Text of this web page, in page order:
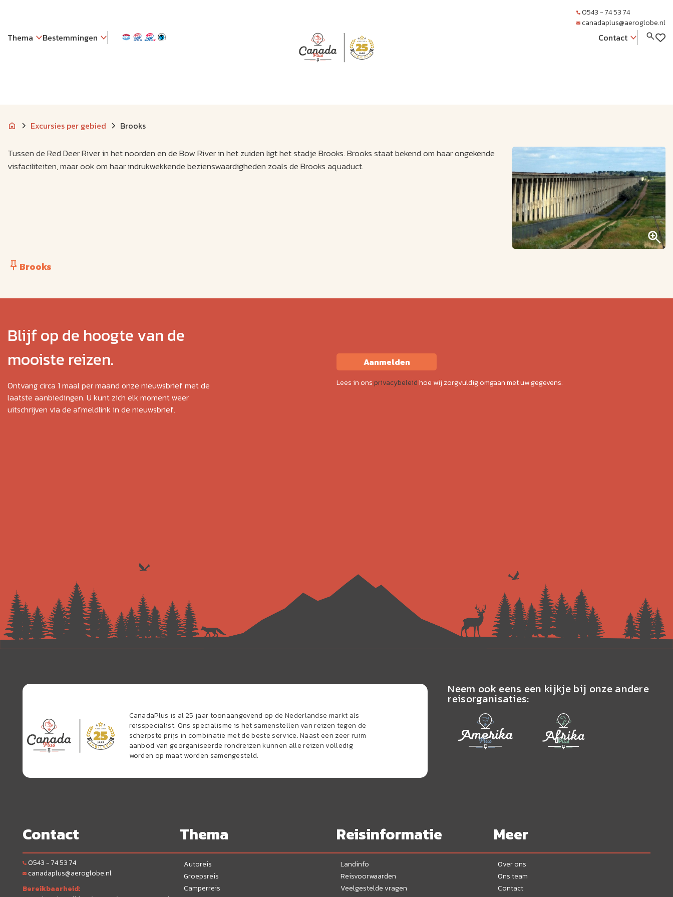
Thema Bestemmingen
JUBI LEUM
0543 - 74 53 74
canadaplus@aeroglobe.nl
Contact
Excursies per gebied Brooks
Tussen de Red Deer River in het noorden en de Bow River in het zuiden ligt het stadje Brooks. Brooks staat bekend om haar ongekende
visfaciliteiten, maar ook om haar indrukwekkende bezienswaardigheden zoals de Brooks aquaduct.
Brooks
Blijf op de hoogte van de
mooiste reizen.
Ontvang circa 1 maal per maand onze nieuwsbrief met de
laatste aanbiedingen. U kunt zich elk moment weer
uitschrijven via de afmeldlink in de nieuwsbrief.
Aanmelden
Lees in onsprivacybeleidhoe wij zorgvuldig omgaan met uw gegevens.
CanadaPlus is al 25 jaar toonaangevend op de Nederlandse markt als
reisspecialist. Ons specialisme is het samenstellen van reizen tegen de
scherpste prijs in combinatie met de beste service. Naast een zeer ruim
aanbod van georganiseerde rondreizen kunnen alle reizen volledig
worden op maat worden samengesteld.
Neem ook eens een kijkje bij onze andere
reisorganisaties:
Contact
0543 - 74 53 74
canadaplus@aeroglobe.nl
Bereikbaarheid:
Thema
Autoreis
Groepsreis
Camperreis
Reisinformatie
Landinfo
Reisvoorwaarden
Veelgestelde vragen
Meer
Over ons
Ons team
Contact